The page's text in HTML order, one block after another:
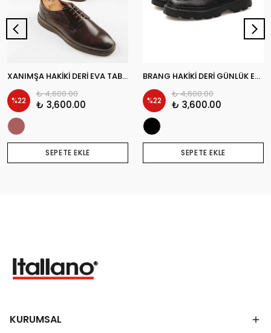
XANIMŞA HAKİKİ DERİ EVA TABAN GÜNLÜK ERKEK KLASİK AYAKKABI
%22
₺ 4,600.00
₺ 3,600.00
SEPETE EKLE
BRANG HAKİKİ DERİ GÜNLÜK ERKEK KLASİK AYAKKABI
%22
₺ 4,600.00
₺ 3,600.00
SEPETE EKLE
KURUMSAL